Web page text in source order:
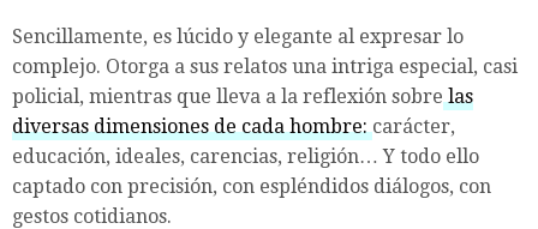
Sencillamente, es lúcido y elegante al expresar lo
complejo. Otorga a sus relatos una intriga especial, casi
policial, mientras que lleva a la reflexión sobrelas
diversas dimensiones de cada hombre:carácter,
educación, ideales, carencias, religión… Y todo ello
captado con precisión, con espléndidos diálogos, con
gestos cotidianos.